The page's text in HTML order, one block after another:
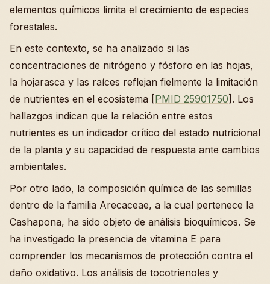
elementos químicos limita el crecimiento de especies
forestales.
En este contexto, se ha analizado si las
concentraciones de nitrógeno y fósforo en las hojas,
la hojarasca y las raíces reflejan fielmente la limitación
de nutrientes en el ecosistema [PMID 25901750]. Los
hallazgos indican que la relación entre estos
nutrientes es un indicador crítico del estado nutricional
de la planta y su capacidad de respuesta ante cambios
ambientales.
Por otro lado, la composición química de las semillas
dentro de la familia Arecaceae, a la cual pertenece la
Cashapona, ha sido objeto de análisis bioquímicos. Se
ha investigado la presencia de vitamina E para
comprender los mecanismos de protección contra el
daño oxidativo. Los análisis de tocotrienoles y